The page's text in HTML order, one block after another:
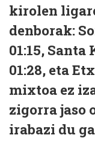
kirolen
denborak:
01:15, Santa
01:28, eta
mixtoa ez
zigorra jaso
irabazi du